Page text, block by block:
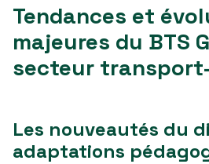
Tendances et
majeures du BTS
secteur
Les nouveautés du
adaptations